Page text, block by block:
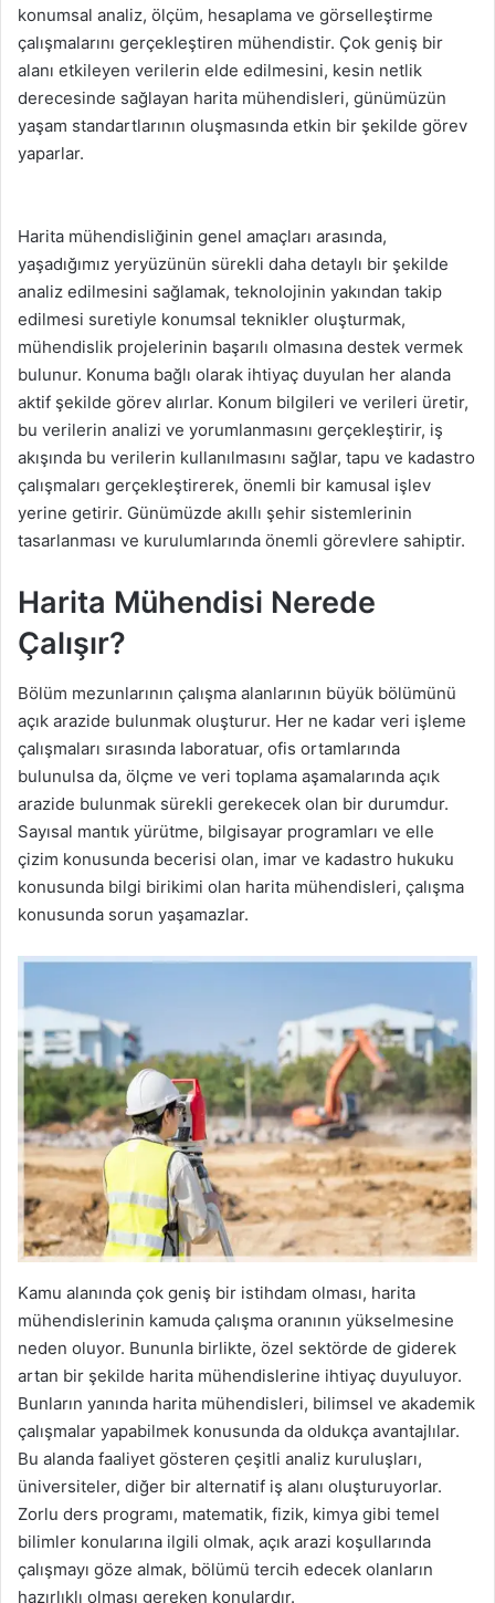
konumsal analiz, ölçüm, hesaplama ve görselleştirme
çalışmalarını gerçekleştiren mühendistir. Çok geniş bir
alanı etkileyen verilerin elde edilmesini, kesin netlik
derecesinde sağlayan harita mühendisleri, günümüzün
yaşam standartlarının oluşmasında etkin bir şekilde görev
yaparlar.
Harita mühendisliğinin genel amaçları arasında,
yaşadığımız yeryüzünün sürekli daha detaylı bir şekilde
analiz edilmesini sağlamak, teknolojinin yakından takip
edilmesi suretiyle konumsal teknikler oluşturmak,
mühendislik projelerinin başarılı olmasına destek vermek
bulunur. Konuma bağlı olarak ihtiyaç duyulan her alanda
aktif şekilde görev alırlar. Konum bilgileri ve verileri üretir,
bu verilerin analizi ve yorumlanmasını gerçekleştirir, iş
akışında bu verilerin kullanılmasını sağlar, tapu ve kadastro
çalışmaları gerçekleştirerek, önemli bir kamusal işlev
yerine getirir. Günümüzde akıllı şehir sistemlerinin
tasarlanması ve kurulumlarında önemli görevlere sahiptir.
Harita Mühendisi Nerede
Çalışır?
Bölüm mezunlarının çalışma alanlarının büyük bölümünü
açık arazide bulunmak oluşturur. Her ne kadar veri işleme
çalışmaları sırasında laboratuar, ofis ortamlarında
bulunulsa da, ölçme ve veri toplama aşamalarında açık
arazide bulunmak sürekli gerekecek olan bir durumdur.
Sayısal mantık yürütme, bilgisayar programları ve elle
çizim konusunda becerisi olan, imar ve kadastro hukuku
konusunda bilgi birikimi olan harita mühendisleri, çalışma
konusunda sorun yaşamazlar.
Kamu alanında çok geniş bir istihdam olması, harita
mühendislerinin kamuda çalışma oranının yükselmesine
neden oluyor. Bununla birlikte, özel sektörde de giderek
artan bir şekilde harita mühendislerine ihtiyaç duyuluyor.
Bunların yanında harita mühendisleri, bilimsel ve akademik
çalışmalar yapabilmek konusunda da oldukça avantajlılar.
Bu alanda faaliyet gösteren çeşitli analiz kuruluşları,
üniversiteler, diğer bir alternatif iş alanı oluşturuyorlar.
Zorlu ders programı, matematik, fizik, kimya gibi temel
bilimler konularına ilgili olmak, açık arazi koşullarında
çalışmayı göze almak, bölümü tercih edecek olanların
hazırlıklı olması gereken konulardır.